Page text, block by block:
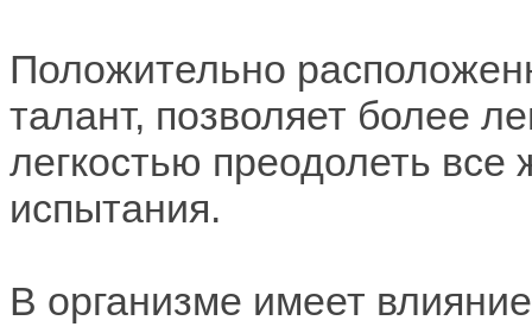
Положительно
талант, позволяет более
легкостью преодолеть
испытания.
В организме имеет